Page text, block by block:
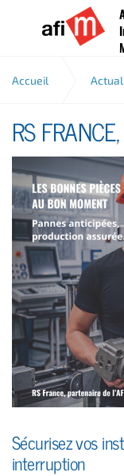
Accueil
RS FRANCE, votre
RS
Sécurisez vos
interruption